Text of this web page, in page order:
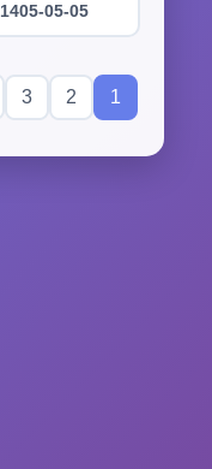
1405-05-05
1
2
3